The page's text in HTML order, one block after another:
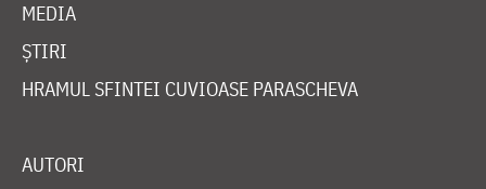
MEDIA
ȘTIRI
HRAMUL SFINTEI CUVIOASE PARASCHEVA
AUTORI